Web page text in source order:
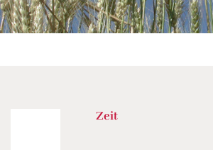
Zeit